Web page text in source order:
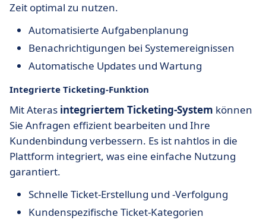
Zeit optimal zu nutzen.
Automatisierte Aufgabenplanung
Benachrichtigungen bei Systemereignissen
Automatische Updates und Wartung
Integrierte Ticketing-Funktion
Mit Ateras integriertem Ticketing-System können
Sie Anfragen effizient bearbeiten und Ihre
Kundenbindung verbessern. Es ist nahtlos in die
Plattform integriert, was eine einfache Nutzung
garantiert.
Schnelle Ticket-Erstellung und -Verfolgung
Kundenspezifische Ticket-Kategorien